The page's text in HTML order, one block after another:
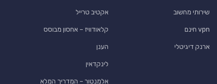
שירותי מחשוב
vpn חינם
ארנק דיגיטלי
אקטיב טרייל
קלאודוויז – אחסון מבוסס
הענן
לינקדאין
אלמנטור – המדריך המלא